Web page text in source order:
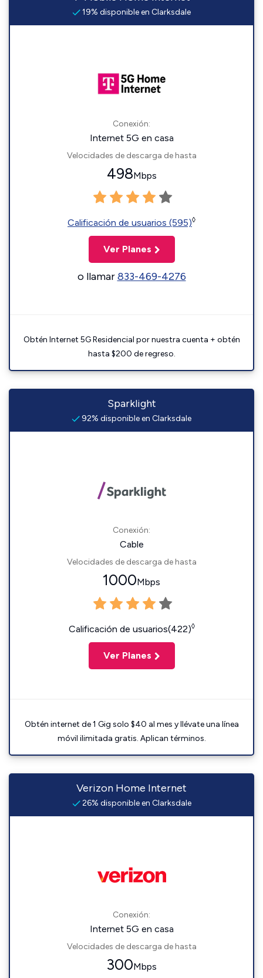
19% disponible en Clarksdale
Conexión:
Internet 5G en casa
Velocidades de descarga de hasta
498Mbps
Calificación de usuarios (595)◊
Ver Planes
o llamar833-469-4276
Obtén Internet 5G Residencial por nuestra cuenta + obtén
hasta $200 de regreso.
Sparklight
92% disponible en Clarksdale
Conexión:
Cable
Velocidades de descarga de hasta
1000Mbps
Calificación de usuarios(422)◊
Ver Planes
Obtén internet de 1 Gig solo $40 al mes y llévate una línea
móvil ilimitada gratis. Aplican términos.
Verizon Home Internet
26% disponible en Clarksdale
Conexión:
Internet 5G en casa
Velocidades de descarga de hasta
300Mbps